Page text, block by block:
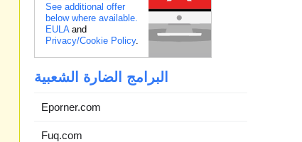
See additional offer
below where available.
EULAand
Privacy/Cookie Policy.
البرامج الضارة الشعبية
Eporner.com
Fuq.com